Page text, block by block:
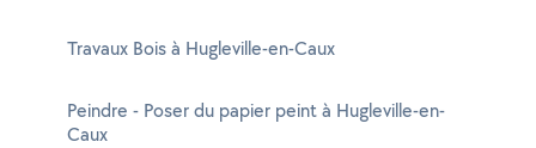
Travaux Bois à Hugleville-en-Caux
Peindre - Poser du papier peint à Hugleville-en-
Caux